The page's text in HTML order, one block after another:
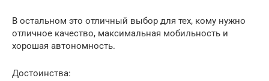
В остальном это отличный выбор для тех, кому нужно
отличное качество, максимальная мобильность и
хорошая автономность.
Достоинства: